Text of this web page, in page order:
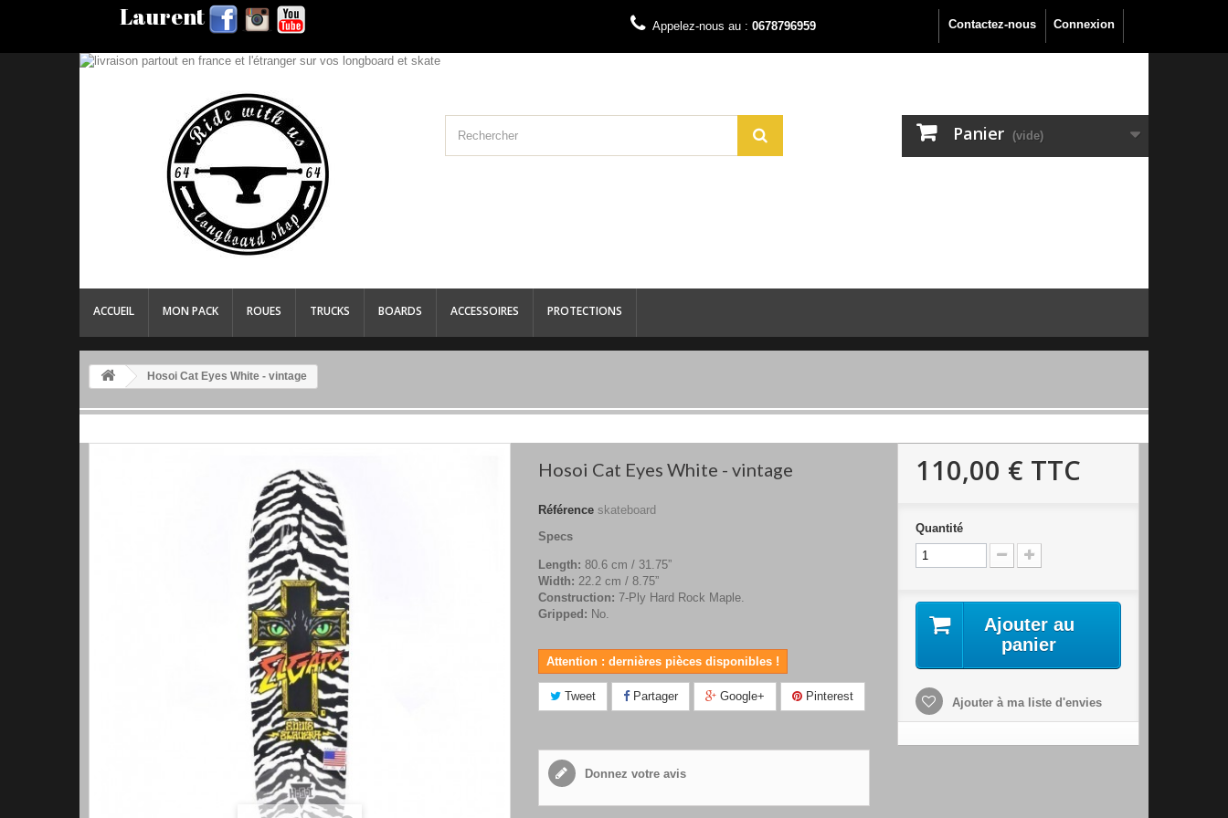
Laurent Connexion
Contactez-nous
Appelez-nous au : 0678796959
Panier (vide)
ACCUEIL MON PACK ROUES TRUCKS BOARDS ACCESSOIRES PROTECTIONS
Hosoi Cat Eyes White - vintage
Hosoi Cat Eyes White - vintage
Référence skateboard
Specs
Length: 80.6 cm / 31.75”
Width: 22.2 cm / 8.75”
Construction: 7-Ply Hard Rock Maple.
Gripped: No.
Attention : dernières pièces disponibles !
Tweet Partager Google+ Pinterest
Donnez votre avis
110,00 € TTC
Quantité
Ajouter au
panier
Ajouter à ma liste d'envies